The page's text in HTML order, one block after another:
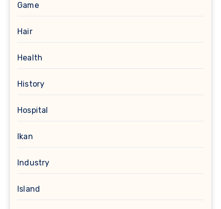
Game
Hair
Health
History
Hospital
Ikan
Industry
Island